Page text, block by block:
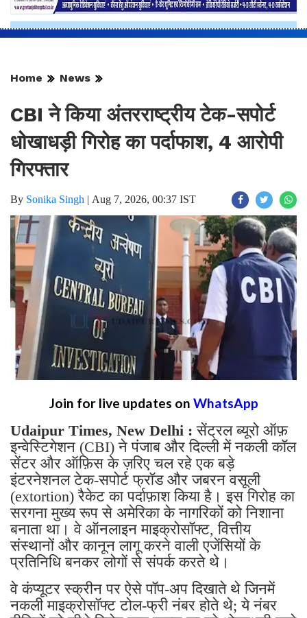
Home News
CBI ने किया अंतरराष्ट्रीय टेक-सपोर्ट
धोखाधड़ी गिरोह का पर्दाफाश, 4 आरोपी
गिरफ्तार
By Sonika Singh | Aug 7, 2026, 00:37 IST
Join for live updates on WhatsApp
Udaipur Times, New Delhi :सेंट्रल ब्यूरो ऑफ़
इन्वेस्टिगेशन (CBI) ने पंजाब और दिल्ली में नकली कॉल
सेंटर और ऑफ़िस के ज़रिए चल रहे एक बड़े
इंटरनेशनल टेक-सपोर्ट फ्रॉड और जबरन वसूली
(extortion) रैकेट का पर्दाफ़ाश किया है। इस गिरोह का
सरगना मुख्य रूप से अमेरिका के नागरिकों को निशाना
बनाता था। वे ऑनलाइन माइक्रोसॉफ्ट, वित्तीय
संस्थानों और कानून लागू करने वाली एजेंसियों के
प्रतिनिधि बनकर लोगों से संपर्क करते थे।
वे कंप्यूटर स्क्रीन पर ऐसे पॉप-अप दिखाते थे जिनमें
नकली माइक्रोसॉफ्ट टोल-फ्री नंबर होते थे; ये नंबर